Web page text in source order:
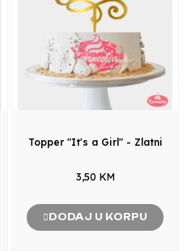
Topper "It's a Girl" - Zlatni
3,50 KM
DODAJ U KORPU